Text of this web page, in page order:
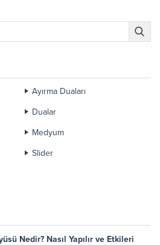
Ayırma Duaları
Dualar
Medyum
Slider
Nedir? Nasıl Yapılır ve Etkileri